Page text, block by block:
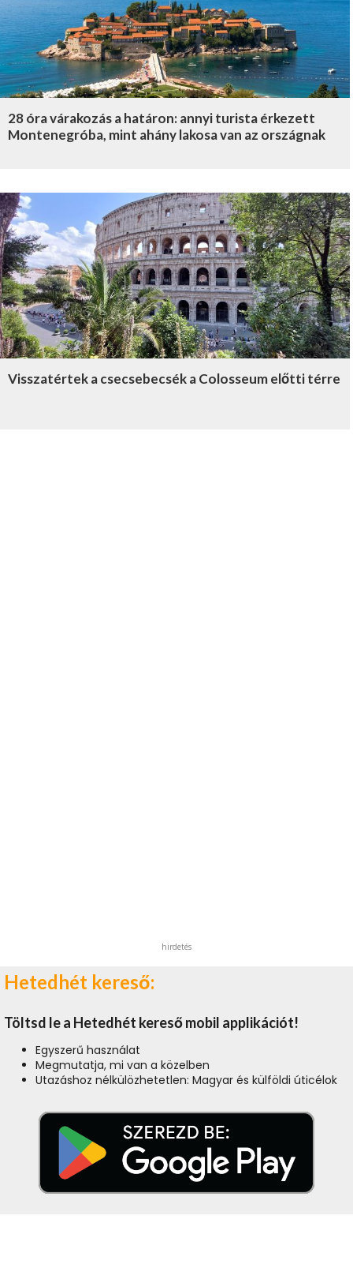
28 óra várakozás a határon: annyi turista érkezett
Montenegróba, mint ahány lakosa van az országnak
Visszatértek a csecsebecsék a Colosseum előtti térre
hirdetés
Hetedhét kereső:
Töltsd le a Hetedhét kereső mobil applikációt!
Egyszerű használat
Megmutatja, mi van a közelben
Utazáshoz nélkülözhetetlen: Magyar és külföldi úticélok